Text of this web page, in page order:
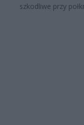
szkodliwe przy